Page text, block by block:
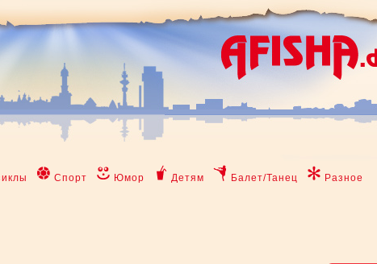
Спорт Юмор Детям Балет/Танец Разное